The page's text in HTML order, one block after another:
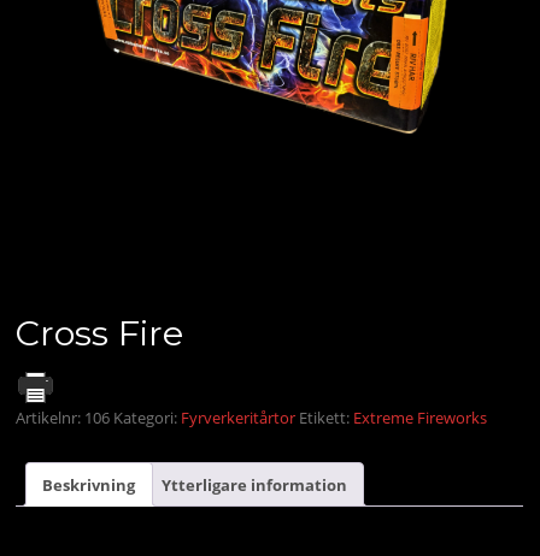
Cross Fire
Artikelnr: 106 Kategori: Fyrverkeritårtor Etikett: Extreme Fireworks
Beskrivning Ytterligare information